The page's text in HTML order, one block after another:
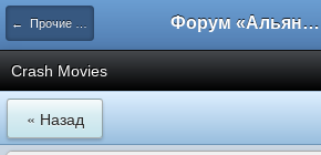
← Прочие студии Форум «Альянса вольных переводчиков»
Crash Movies
« Назад